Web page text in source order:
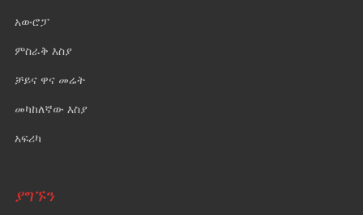
አውሮፓ
ምስራቅ እስያ
ቻይና ዋና መሬት
መካከለኛው እስያ
አፍሪካ
ያግኙን